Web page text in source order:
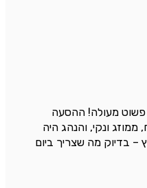
פשוט מעולה! ההסעה
ממוזג ונקי, והנהג היה
בדיוק מה שצריך ביום